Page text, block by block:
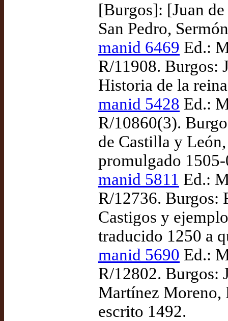
[Burgos]: [Juan
San Pedro,
manid 6469 Ed.:
R/11908. Burgos:
Historia de la
manid 5428 Ed.:
R/10860(3).
de Castilla y
promulgado
manid 5811 Ed.:
R/12736. Burgos:
Castigos y
traducido 1250 a
manid 5690 Ed.:
R/12802. Burgos:
Martínez Moreno,
escrito 1492.